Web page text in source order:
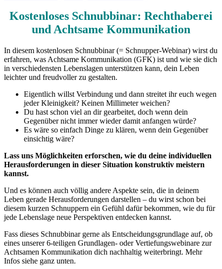
Kostenloses Schnubbinar: Rechthaberei
und Achtsame Kommunikation
In diesem kostenlosen Schnubbinar (= Schnupper-Webinar) wirst du
erfahren, was Achtsame Kommunikation (GFK) ist und wie sie dich
in verschiedensten Lebenslagen unterstützen kann, dein Leben
leichter und freudvoller zu gestalten.
Eigentlich willst Verbindung und dann streitet ihr euch wegen
jeder Kleinigkeit? Keinen Millimeter weichen?
Du hast schon viel an dir gearbeitet, doch wenn dein
Gegenüber nicht immer wieder damit anfangen würde?
Es wäre so einfach Dinge zu klären, wenn dein Gegenüber
einsichtig wäre?
Lass uns Möglichkeiten erforschen, wie du deine individuellen
Herausforderungen in dieser Situation konstruktiv meistern
kannst.
Und es können auch völlig andere Aspekte sein, die in deinem
Leben gerade Herausforderungen darstellen – du wirst schon bei
diesem kurzen Schnuppern ein Gefühl dafür bekommen, wie du für
jede Lebenslage neue Perspektiven entdecken kannst.
Fass dieses Schnubbinar gerne als Entscheidungsgrundlage auf, ob
eines unserer 6-teiligen Grundlagen- oder Vertiefungswebinare zur
Achtsamen Kommunikation dich nachhaltig weiterbringt. Mehr
Infos siehe ganz unten.